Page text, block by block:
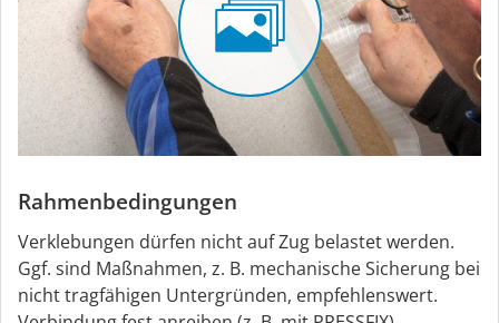
Rahmenbedingungen
Verklebungen dürfen nicht auf Zug belastet werden.
Ggf. sind Maßnahmen, z. B. mechanische Sicherung bei
nicht tragfähigen Untergründen, empfehlenswert.